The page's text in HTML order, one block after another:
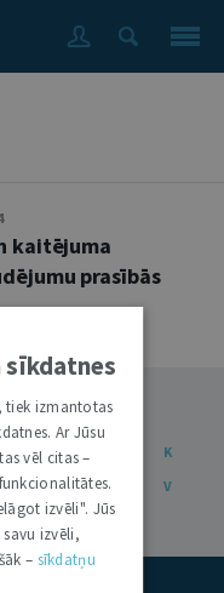
kaitējuma
prasībās
G Ģ H
K
S Š T U
V
tiek izmantotas
Ar Jūsu
vēl citas –
izvēli". Jūs
izvēli,
– sīkdatņu